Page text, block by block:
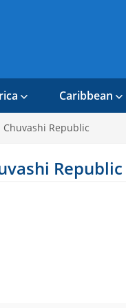
Caribbean
Chuvashi Republic
Republic